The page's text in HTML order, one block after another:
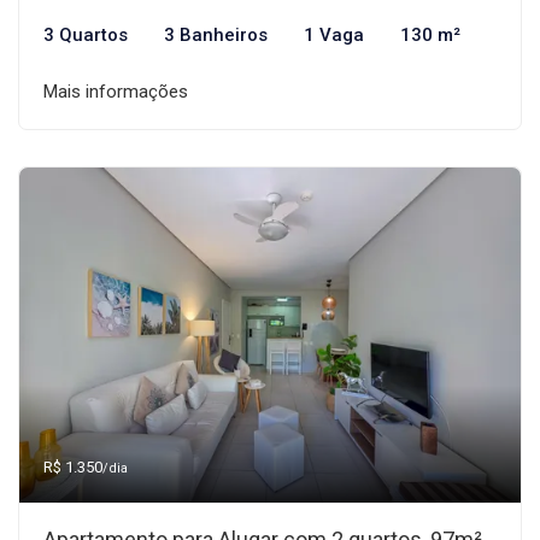
3 Quartos 3 Banheiros 1 Vaga 130 m²
Mais informações
R$ 1.350/dia